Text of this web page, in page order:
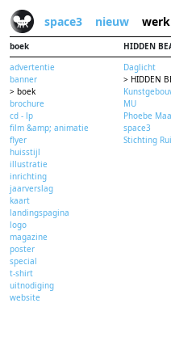
space3 nieuw werk
boek
HIDDEN
advertentie
banner
> boek
brochure
cd - lp
film &amp; animatie
flyer
huisstijl
illustratie
inrichting
jaarverslag
kaart
landingspagina
logo
magazine
poster
special
t-shirt
uitnodiging
website
Daglicht
> HIDDEN
MU
Phoebe
space3
Stichting